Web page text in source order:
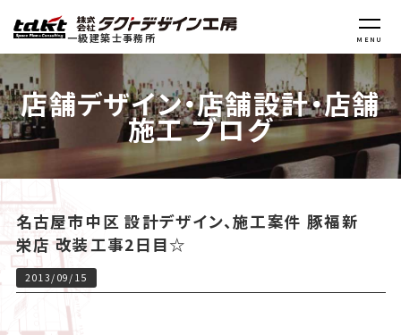
一級建築士事務所 MENU
店舗デザイン・店舗設計・店舗
施工 ブログ
名古屋市中区 設計デザイン、施工案件 豚福新
栄店 改装工事2日目☆
2013/09/15